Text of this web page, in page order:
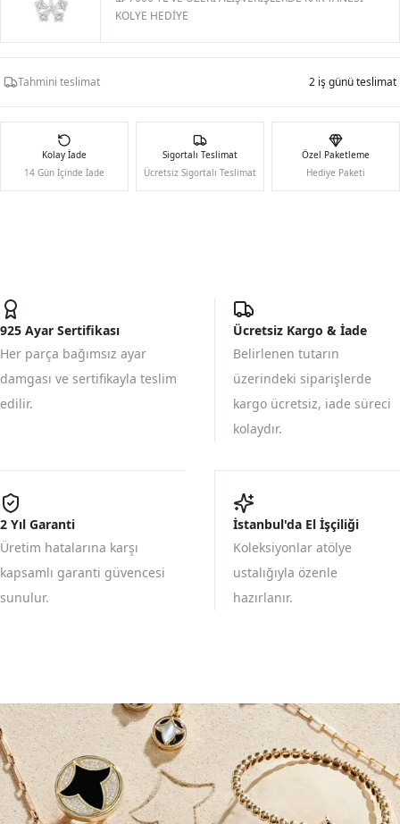
KOLYE HEDİYE
Tahmini teslimat 2 iş günü teslimat
Kolay İade
14 Gün İçinde İade
Sigortalı Teslimat
Ücretsiz Sigortalı Teslimat
Özel Paketleme
Hediye Paketi
925 Ayar Sertifikası
Her parça bağımsız ayar
damgası ve sertifikayla teslim
edilir.
Ücretsiz Kargo & İade
Belirlenen tutarın
üzerindeki siparişlerde
kargo ücretsiz, iade süreci
kolaydır.
2 Yıl Garanti
Üretim hatalarına karşı
kapsamlı garanti güvencesi
sunulur.
İstanbul'da El İşçiliği
Koleksiyonlar atölye
ustalığıyla özenle
hazırlanır.